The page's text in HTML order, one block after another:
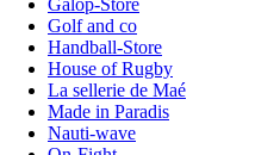
Galop-Store
Golf and co
Handball-Store
House of Rugby
La sellerie de Maé
Made in Paradis
Nauti-wave